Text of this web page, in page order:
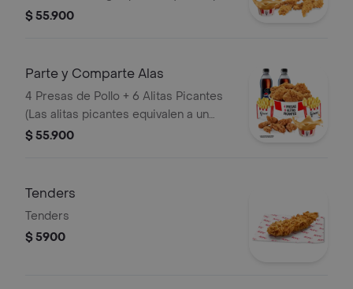
Pequeñas + 1 Balde de Salsa 100g + 2
$ 55.900
Parte y Comparte Alas
4 Presas de Pollo + 6 Alitas Picantes
(Las alitas picantes equivalen a un
trozo de ala) + 2 Papas Pequeñas + 2
$ 55.900
Tenders
Tenders
$ 5900